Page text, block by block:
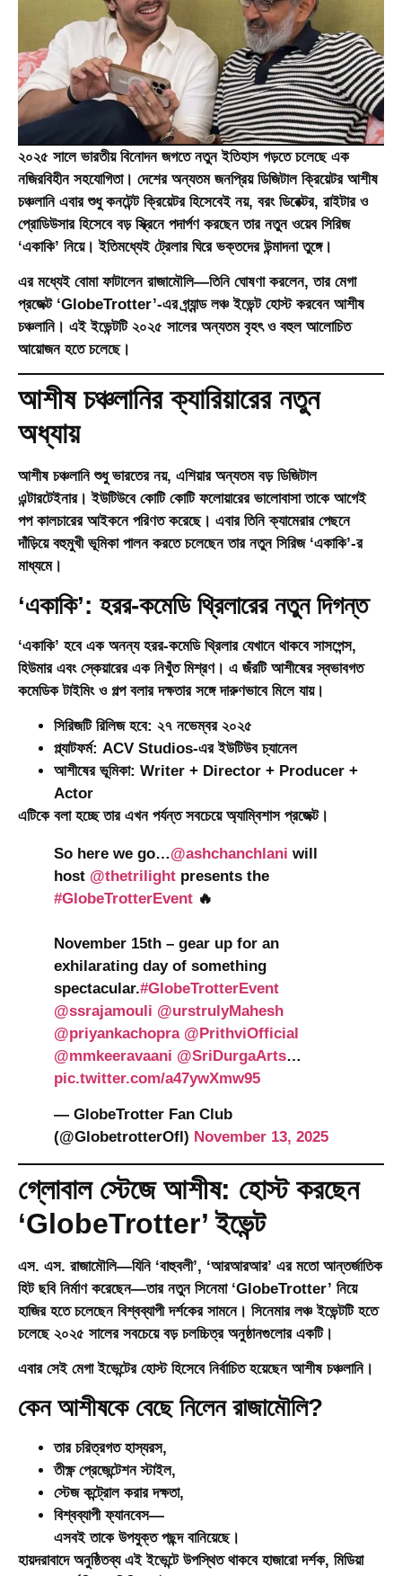
২০২৫ সালে ভারতীয় বিনোদন জগতে নতুন ইতিহাস গড়তে চলেছে এক
নজিরবিহীন সহযোগিতা। দেশের অন্যতম জনপ্রিয় ডিজিটাল ক্রিয়েটর আশীষ
চঞ্চলানিএবার শুধু কনটেন্ট ক্রিয়েটর হিসেবেই নয়, বরং ডিরেক্টর, রাইটার ও
প্রোডিউসারহিসেবে বড় স্ক্রিনে পদার্পণ করছেন তার নতুন ওয়েব সিরিজ
‘একাকি’ নিয়ে। ইতিমধ্যেই ট্রেলার ঘিরে ভক্তদের উন্মাদনা তুঙ্গে।
এর মধ্যেই বোমা ফাটালেন রাজামৌলি—তিনি ঘোষণা করলেন, তার মেগা
প্রজেক্ট ‘GlobeTrotter’-এর গ্র্যান্ড লঞ্চ ইভেন্ট হোস্ট করবেন আশীষ
চঞ্চলানি। এই ইভেন্টটি ২০২৫ সালের অন্যতম বৃহৎ ও বহুল আলোচিত
আয়োজন হতে চলেছে।
আশীষ চঞ্চলানির ক্যারিয়ারের নতুন
অধ্যায়
আশীষ চঞ্চলানি শুধু ভারতের নয়, এশিয়ার অন্যতম বড় ডিজিটাল
এন্টারটেইনার। ইউটিউবে কোটি কোটি ফলোয়ারের ভালোবাসা তাকে আগেই
পপ কালচারের আইকনে পরিণত করেছে। এবার তিনি ক্যামেরার পেছনে
দাঁড়িয়ে বহুমুখী ভূমিকা পালন করতে চলেছেন তার নতুন সিরিজ ‘একাকি’-র
মাধ্যমে।
‘একাকি’: হরর-কমেডি থ্রিলারের নতুন দিগন্ত
‘একাকি’ হবে এক অনন্য হরর-কমেডি থ্রিলার যেখানে থাকবে সাসপেন্স,
হিউমার এবং স্কেয়ারের এক নিখুঁত মিশ্রণ। এ জঁরটি আশীষের স্বভাবগত
কমেডিক টাইমিং ও গল্প বলার দক্ষতার সঙ্গে দারুণভাবে মিলে যায়।
সিরিজটি রিলিজ হবে: ২৭ নভেম্বর ২০২৫
প্ল্যাটফর্ম: ACV Studios-এর ইউটিউব চ্যানেল
আশীষের ভূমিকা: Writer + Director + Producer +
Actor
এটিকে বলা হচ্ছে তার এখন পর্যন্ত সবচেয়ে অ্যাম্বিশাস প্রজেক্ট।
So here we go…@ashchanchlani will
host @thetrilight presents the
#GlobeTrotterEvent 🔥
November 15th – gear up for an
exhilarating day of something
spectacular.#GlobeTrotterEvent
@ssrajamouli @urstrulyMahesh
@priyankachopra @PrithviOfficial
@mmkeeravaani @SriDurgaArts…
pic.twitter.com/a47ywXmw95
— GlobeTrotter Fan Club
(@GlobetrotterOfl) November 13, 2025
গ্লোবাল স্টেজে আশীষ: হোস্ট করছেন
‘GlobeTrotter’ ইভেন্ট
এস. এস. রাজামৌলি—যিনি ‘বাহুবলী’, ‘আরআরআর’ এর মতো আন্তর্জাতিক
হিট ছবি নির্মাণ করেছেন—তার নতুন সিনেমা ‘GlobeTrotter’ নিয়ে
হাজির হতে চলেছেন বিশ্বব্যাপী দর্শকের সামনে। সিনেমার লঞ্চ ইভেন্টটি হতে
চলেছে ২০২৫ সালের সবচেয়ে বড় চলচ্চিত্র অনুষ্ঠানগুলোর একটি।
এবার সেই মেগা ইভেন্টের হোস্ট হিসেবে নির্বাচিত হয়েছেন আশীষ চঞ্চলানি।
কেন আশীষকে বেছে নিলেন রাজামৌলি?
তার চরিত্রগত হাস্যরস,
তীক্ষ্ণ প্রেজেন্টেশন স্টাইল,
স্টেজ কন্ট্রোল করার দক্ষতা,
বিশ্বব্যাপী ফ্যানবেস—
এসবই তাকে উপযুক্ত পছন্দ বানিয়েছে।
হায়দরাবাদে অনুষ্ঠিতব্য এই ইভেন্টে উপস্থিত থাকবে হাজারো দর্শক, মিডিয়া